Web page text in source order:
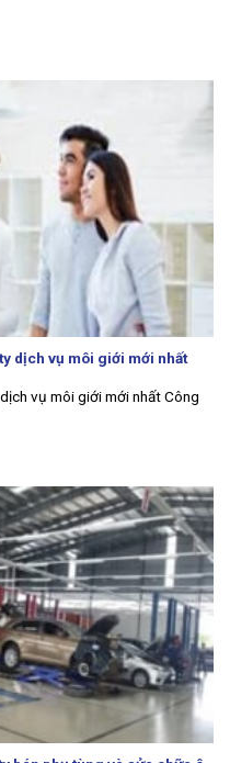
dịch vụ môi giới mới nhất
vụ môi giới mới nhất Công